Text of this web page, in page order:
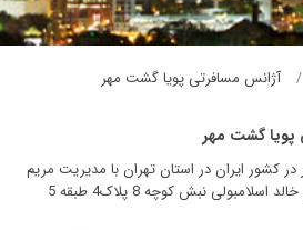
آژانس مسافرتی پويا گشت مهر
پويا گشت مهر
کشور ایران در استان تهران با مدیریت مریم
رحیمی ویشته به آدرس خیابان خالد اسلامبولی نبش کوچه 8 پلاک4 طبقه 5